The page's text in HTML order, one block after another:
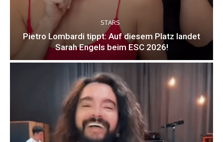
STARS
Pietro Lombardi tippt: Auf diesem Platz landet
Sarah Engels beim ESC 2026!